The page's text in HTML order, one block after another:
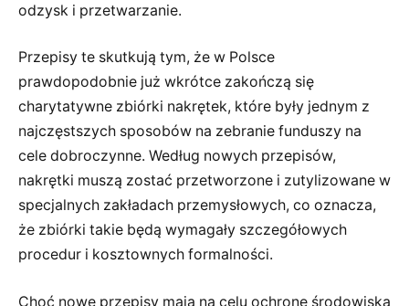
odzysk i przetwarzanie.
Przepisy te skutkują tym, że w Polsce
prawdopodobnie już wkrótce zakończą się
charytatywne zbiórki nakrętek, które były jednym z
najczęstszych sposobów na zebranie funduszy na
cele dobroczynne. Według nowych przepisów,
nakrętki muszą zostać przetworzone i zutylizowane w
specjalnych zakładach przemysłowych, co oznacza,
że zbiórki takie będą wymagały szczegółowych
procedur i kosztownych formalności.
Choć nowe przepisy mają na celu ochronę środowiska